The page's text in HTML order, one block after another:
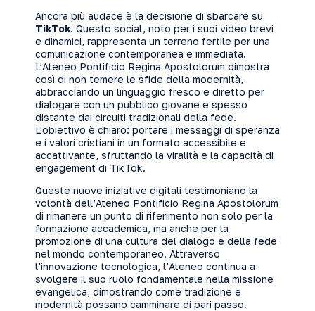
Ancora più audace è la decisione di sbarcare su
TikTok. Questo social, noto per i suoi video brevi
e dinamici, rappresenta un terreno fertile per una
comunicazione contemporanea e immediata.
L’Ateneo Pontificio Regina Apostolorum dimostra
così di non temere le sfide della modernità,
abbracciando un linguaggio fresco e diretto per
dialogare con un pubblico giovane e spesso
distante dai circuiti tradizionali della fede.
L’obiettivo è chiaro: portare i messaggi di speranza
e i valori cristiani in un formato accessibile e
accattivante, sfruttando la viralità e la capacità di
engagement di TikTok.
Queste nuove iniziative digitali testimoniano la
volontà dell’Ateneo Pontificio Regina Apostolorum
di rimanere un punto di riferimento non solo per la
formazione accademica, ma anche per la
promozione di una cultura del dialogo e della fede
nel mondo contemporaneo. Attraverso
l’innovazione tecnologica, l’Ateneo continua a
svolgere il suo ruolo fondamentale nella missione
evangelica, dimostrando come tradizione e
modernità possano camminare di pari passo.